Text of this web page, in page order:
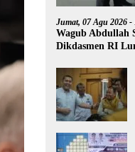
Jumat, 07 Agu 2026
Wagub Abdullah
Dikdasmen RI